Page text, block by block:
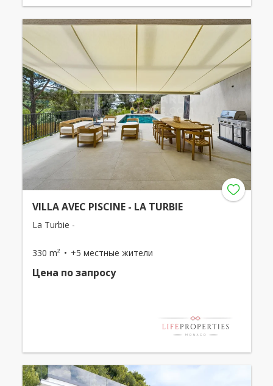
VILLA AVEC PISCINE - LA TURBIE
La Turbie -
330 m² +5 местные жители
Цена по запросу